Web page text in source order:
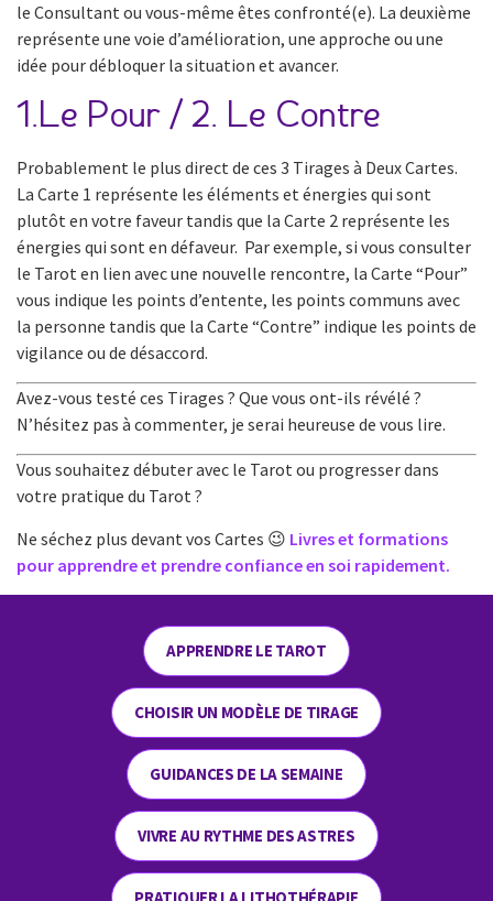
le Consultant ou vous-même êtes confronté(e). La deuxième
représente une voie d’amélioration, une approche ou une
idée pour débloquer la situation et avancer.
1.Le Pour / 2. Le Contre
Probablement le plus direct de ces 3 Tirages à Deux Cartes.
La Carte 1 représente les éléments et énergies qui sont
plutôt en votre faveur tandis que la Carte 2 représente les
énergies qui sont en défaveur. Par exemple, si vous consulter
le Tarot en lien avec une nouvelle rencontre, la Carte “Pour”
vous indique les points d’entente, les points communs avec
la personne tandis que la Carte “Contre” indique les points de
vigilance ou de désaccord.
Avez-vous testé ces Tirages ? Que vous ont-ils révélé ?
N’hésitez pas à commenter, je serai heureuse de vous lire.
Vous souhaitez débuter avec le Tarot ou progresser dans
votre pratique du Tarot ?
Ne séchez plus devant vos Cartes 😉 Livres et formations
pour apprendre et prendre confiance en soi rapidement.
APPRENDRE LE TAROT
CHOISIR UN MODÈLE DE TIRAGE
GUIDANCES DE LA SEMAINE
VIVRE AU RYTHME DES ASTRES